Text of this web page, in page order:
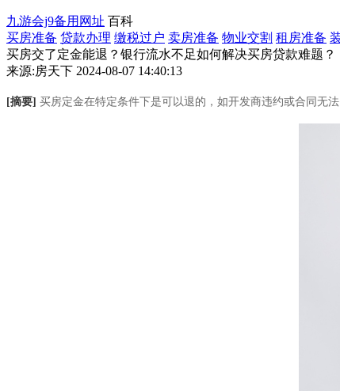
九游会j9备用网址 百科
买房准备 贷款办理 缴税过户 卖房准备 物业交割 租房准备
买房交了定金能退？银行流水不足如何解决买房贷款难题？
来源:房天下 2024-08-07 14:40:13
[摘要] 买房定金在特定条件下是可以退的，如开发商违约或合同无